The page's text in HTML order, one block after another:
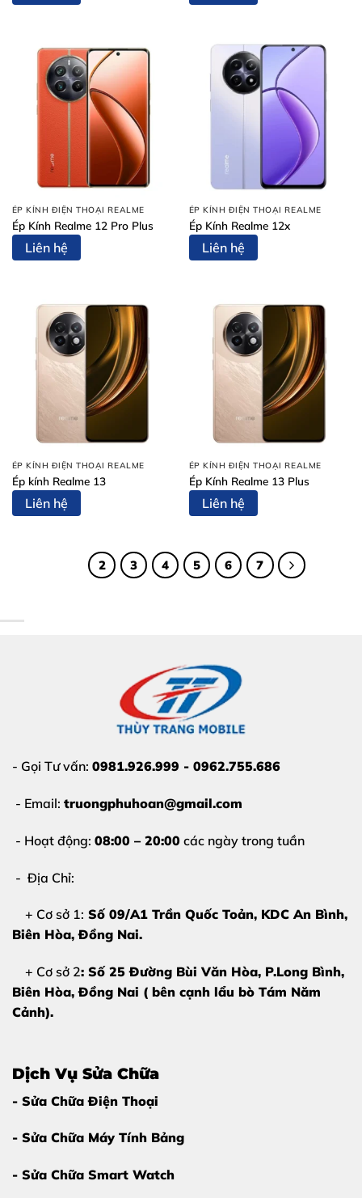
ÉP KÍNH ĐIỆN THOẠI REALME
Ép Kính Realme 12 Pro Plus
Liên hệ
ÉP KÍNH ĐIỆN THOẠI REALME
Ép Kính Realme 12x
Liên hệ
ÉP KÍNH ĐIỆN THOẠI REALME
Ép kính Realme 13
Liên hệ
ÉP KÍNH ĐIỆN THOẠI REALME
Ép Kính Realme 13 Plus
Liên hệ
2 3 4 5 6 7
- Gọi Tư vấn: 0981.926.999 - 0962.755.686
- Email: truongphuhoan@gmail.com
- Hoạt động: 08:00 – 20:00 các ngày trong tuần
- Địa Chỉ:
+ Cơ sở 1: Số 09/A1 Trần Quốc Toản, KDC An Bình,
Biên Hòa, Đồng Nai.
+ Cơ sở 2: Số 25 Đường Bùi Văn Hòa, P.Long Bình,
Biên Hòa, Đồng Nai ( bên cạnh lẩu bò Tám Năm
Cảnh).
Dịch Vụ Sửa Chữa
- Sửa Chữa Điện Thoại
- Sửa Chữa Máy Tính Bảng
- Sửa Chữa Smart Watch